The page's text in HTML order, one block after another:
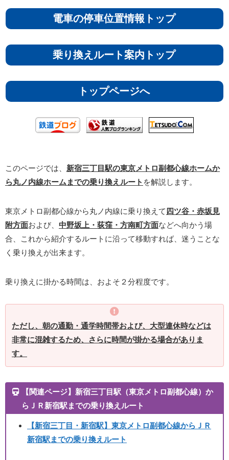
電車の停車位置情報トップ
乗り換えルート案内トップ
トップページへ
このページでは、 新宿三丁目駅の東京メトロ副都心線ホームか
ら丸ノ内線ホームまでの乗り換えルート を解説します。
東京メトロ副都心線から丸ノ内線に乗り換えて 四ツ谷・赤坂見
附方面および、 中野坂上・荻窪・方南町方面などへ向かう場
合、これから紹介するルートに沿って移動すれば、迷うことな
く乗り換えが出来ます。
乗り換えに掛かる時間は、およそ２分程度です。
ただし、朝の通勤・通学時間帯および、大型連休時などは
非常に混雑するため、さらに時間が掛かる場合がありま
す。
【関連ページ】新宿三丁目駅（東京メトロ副都心線）か
らＪＲ新宿駅までの乗り換えルート
【新宿三丁目・新宿駅】東京メトロ副都心線からＪＲ
新宿駅までの乗り換えルート